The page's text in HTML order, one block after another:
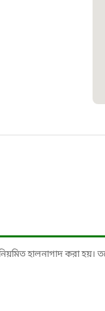
হালনাগাদ করা হয়।